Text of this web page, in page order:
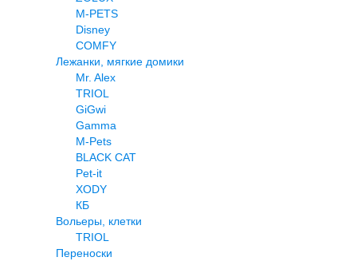
M-PETS
Disney
COMFY
Лежанки, мягкие домики
Mr. Alex
TRIOL
GiGwi
Gamma
M-Pets
BLACK CAT
Pet-it
XODY
КБ
Вольеры, клетки
TRIOL
Переноски